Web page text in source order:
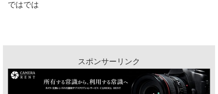
ではでは
スポンサーリンク